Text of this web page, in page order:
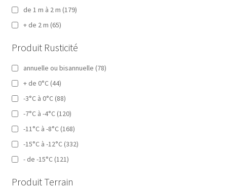
de 1 m à 2 m (179)
+ de 2 m (65)
Produit Rusticité
annuelle ou bisannuelle (78)
+ de 0°C (44)
-3°C à 0°C (88)
-7°C à -4°C (120)
-11°C à -8°C (168)
-15°C à -12°C (332)
- de -15°C (121)
Produit Terrain